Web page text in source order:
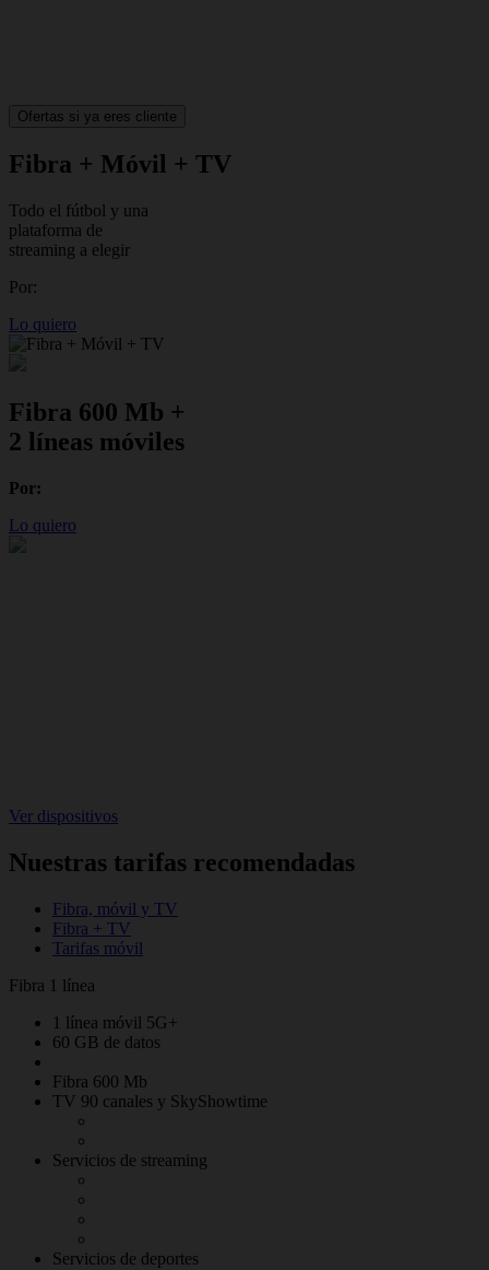
Ofertas si ya eres cliente
Fibra + Móvil + TV
Todo el fútbol y una
plataforma de
streaming a elegir
Por:
Lo quiero
Fibra 600 Mb +
2 líneas móviles
Por:
Lo quiero
Ver dispositivos
Nuestras tarifas recomendadas
Fibra, móvil y TV
Fibra + TV
Tarifas móvil
Fibra 1 línea
1 línea móvil 5G+
60 GB de datos
Fibra 600 Mb
TV 90 canales y SkyShowtime
Servicios de streaming
Servicios de deportes